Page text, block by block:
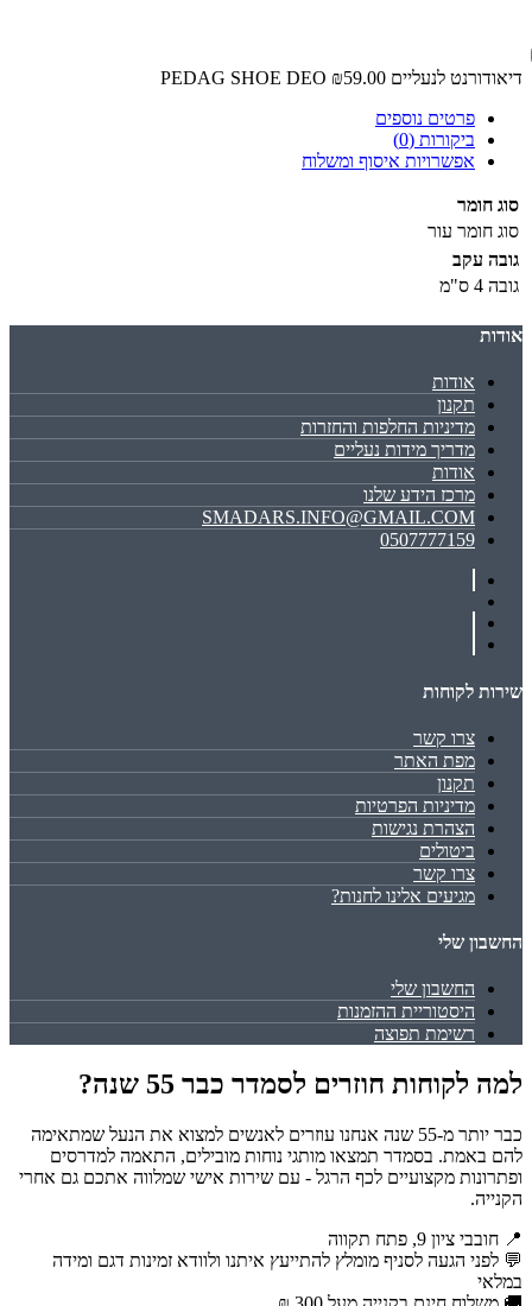
דיאודורנט לנעליים PEDAG SHOE DEO ₪59.00
פרטים נוספים
ביקורות (0)
אפשרויות איסוף ומשלוח
סוג חומר
סוג חומר עור
גובה עקב
גובה 4 ס"מ
אודות
אודות
תקנון
מדיניות החלפות והחזרות
מדריך מידות נעליים
אודות
מרכז הידע שלנו
SMADARS.INFO@GMAIL.COM
0507777159
שירות לקוחות
צרו קשר
מפת האתר
תקנון
מדיניות הפרטיות
הצהרת נגישות
ביטולים
צרו קשר
מגיעים אלינו לחנות?
החשבון שלי
החשבון שלי
היסטוריית ההזמנות
רשימת תפוצה
למה לקוחות חוזרים לסמדר כבר 55 שנה?
כבר יותר מ-55 שנה אנחנו עוזרים לאנשים למצוא את הנעל שמתאימה
להם באמת. בסמדר תמצאו מותגי נוחות מובילים, התאמה למדרסים
ופתרונות מקצועיים לכף הרגל - עם שירות אישי שמלווה אתכם גם אחרי
הקנייה.
📍 חובבי ציון 9, פתח תקווה
💬 לפני הגעה לסניף מומלץ להתייעץ איתנו ולוודא זמינות דגם ומידה
במלאי